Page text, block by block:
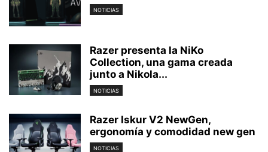
NOTICIAS
Razer presenta la NiKo
Collection, una gama creada
junto a Nikola...
NOTICIAS
Razer Iskur V2 NewGen,
ergonomía y comodidad new gen
NOTICIAS